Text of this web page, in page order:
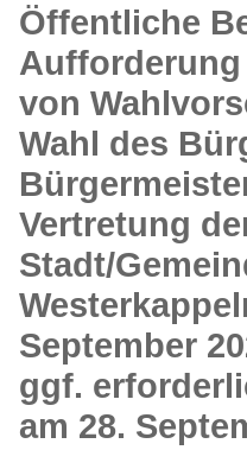
Öffentliche
von
Wahl des
Vertretung
Stadt/
September
ggf.
am 28.